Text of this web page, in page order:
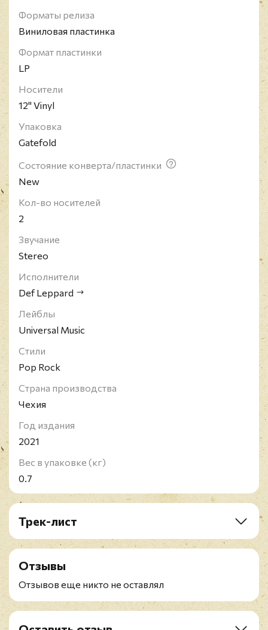
Night" в 1980 году. Пик популярности этой группы
пришёлся на 1984-89 годы, когда вышли их
мультиплатиновые альбомы "Pyromania" и
"Hysteria". Синглы с диска "Hysteria" оказались
Bites" (1-е место в США), "Pour Some Sugar On Me"
(2-е место в США), "Armageddon It" (3-е место в
исполнители, выступившие на трёх континентах в
течение одних суток (Лондон - Геркулесовы
пещеры - Ванкувер).
Форматы релиза
Виниловая пластинка
Формат пластинки
LP
Носители
12" Vinyl
Упаковка
Gatefold
Состояние конверта/пластинки
New
Кол-во носителей
2
Звучание
Stereo
Исполнители
Def Leppard
Лейблы
Universal Music
Стили
Pop Rock
Страна производства
Чехия
Год издания
2021
Вес в упаковке (кг)
0.7
Трек-лист
A1. 20th Century Boy
A2. Rock On
A3. Hanging On The Telephone
A4. Waterloo Sunset
B2. 10538 Overture
B3. Street Life
Отзывы
Отзывов еще никто не оставлял